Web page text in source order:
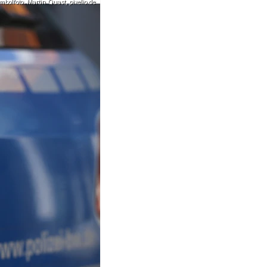
Martin Quast, pixelio.de